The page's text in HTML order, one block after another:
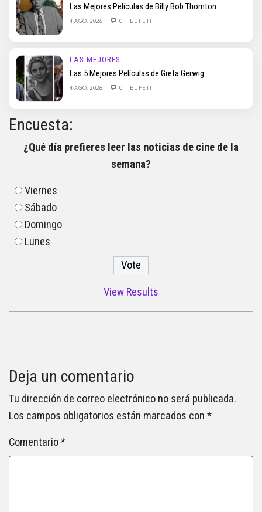
Las Mejores Películas de Billy Bob Thornton
4 AGO, 2026 0 EL FETT
LAS MEJORES
Las 5 Mejores Películas de Greta Gerwig
4 AGO, 2026 0 EL FETT
Encuesta:
¿Qué día prefieres leer las noticias de cine de la
semana?
Viernes
Sábado
Domingo
Lunes
View Results
Deja un comentario
Tu dirección de correo electrónico no será publicada.
Los campos obligatorios están marcados con *
Comentario*